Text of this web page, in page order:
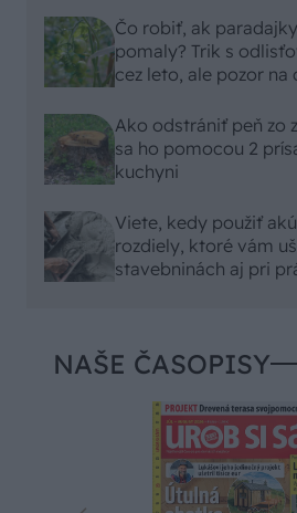
Čo robiť, ak
pomaly? Trik s
cez leto, ale pozor na
Ako odstrániť peň zo
sa ho pomocou 2
kuchyni
Viete, kedy použiť
rozdiely, ktoré vám
stavebninách aj pri
NAŠE ČASOPISY